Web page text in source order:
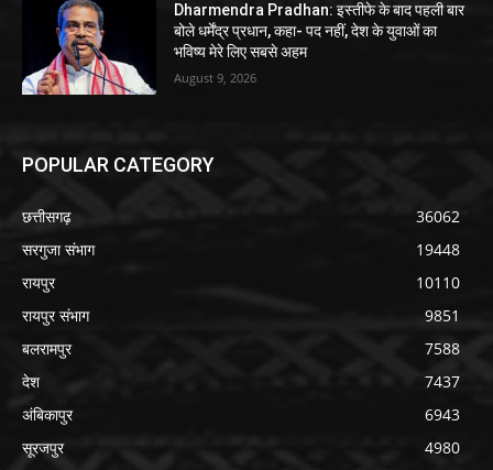
Dharmendra Pradhan: इस्तीफे के बाद पहली बार
बोले धर्मेंद्र प्रधान, कहा- पद नहीं, देश के युवाओं का
भविष्य मेरे लिए सबसे अहम
August 9, 2026
POPULAR CATEGORY
छत्तीसगढ़
36062
सरगुजा संभाग
19448
रायपुर
10110
रायपुर संभाग
9851
बलरामपुर
7588
देश
7437
अंबिकापुर
6943
सूरजपुर
4980